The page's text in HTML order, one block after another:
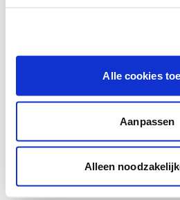
Alle cookies
Aanpassen
Alleen
Krijg kleuradvies op
en je meubels.
Krijg ineens een